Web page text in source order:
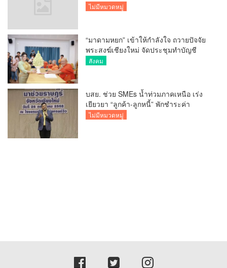
ไม่มีหมวดหมู่
“มาดามหยก” เข้าให้กำลังใจ ถวายปัจจัย
พระสงฆ์เชียงใหม่ จัดประชุมทำบัญชี
รายรับรายจ่ายของวัด กว่า 300 รูป ที่วัด
สังคม
บสย. ช่วย SMEs น้ำท่วมภาคเหนือ เร่ง
เยียวยา “ลูกค้า-ลูกหนี้” พักชำระค่า
ธรรมเนียม-ค่างวด
ไม่มีหมวดหมู่